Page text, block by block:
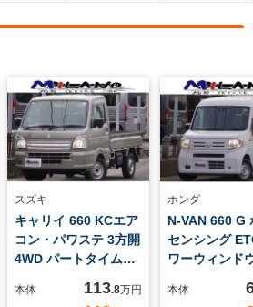
スズキ
キャリイ 660 KCエア
コン・パワステ 3方開
4WD パートタイム
タイヤ・ETC
本体 113.8万円
ホンダ
N-VAN 660 G
センシング
ワーウィンド
トロール
本体